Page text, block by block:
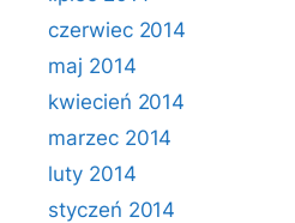
czerwiec 2014
maj 2014
kwiecień 2014
marzec 2014
luty 2014
styczeń 2014